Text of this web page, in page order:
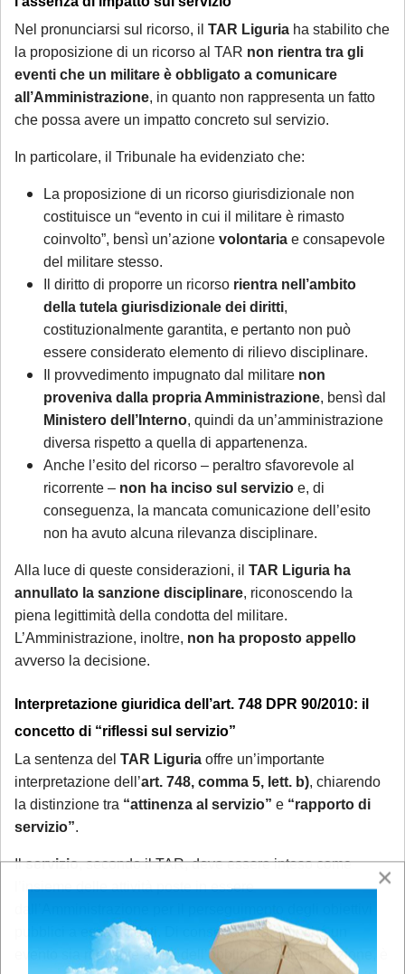
Nel pronunciarsi sul ricorso, il TAR Liguria ha stabilito che
la proposizione di un ricorso al TAR non rientra tra gli
eventi che un militare è obbligato a comunicare
all’Amministrazione, in quanto non rappresenta un fatto
che possa avere un impatto concreto sul servizio.
In particolare, il Tribunale ha evidenziato che:
La proposizione di un ricorso giurisdizionale non
costituisce un “evento in cui il militare è rimasto
coinvolto”, bensì un’azione volontaria e consapevole
del militare stesso.
Il diritto di proporre un ricorso rientra nell’ambito
della tutela giurisdizionale dei diritti,
costituzionalmente garantita, e pertanto non può
essere considerato elemento di rilievo disciplinare.
Il provvedimento impugnato dal militare non
proveniva dalla propria Amministrazione, bensì dal
Ministero dell’Interno, quindi da un’amministrazione
diversa rispetto a quella di appartenenza.
Anche l’esito del ricorso – peraltro sfavorevole al
ricorrente – non ha inciso sul servizio e, di
conseguenza, la mancata comunicazione dell’esito
non ha avuto alcuna rilevanza disciplinare.
Alla luce di queste considerazioni, il TAR Liguria ha
annullato la sanzione disciplinare, riconoscendo la
piena legittimità della condotta del militare.
L’Amministrazione, inoltre, non ha proposto appello
avverso la decisione.
Interpretazione giuridica dell’art. 748 DPR 90/2010: il
concetto di “riflessi sul servizio”
La sentenza del TAR Liguria offre un’importante
interpretazione dell’art. 748, comma 5, lett. b), chiarendo
la distinzione tra “attinenza al servizio” e “rapporto di
servizio”.
Ilservizio, secondo il TAR, deve essere inteso come
l’insieme delle attività poste in essere
pubblici a essa affidati. Di conseguenza, affinché un
evento sia rilevante ai fini dell’obbligo di comunicazione, è
×